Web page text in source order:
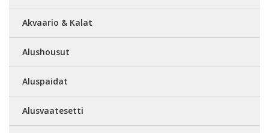
Akvaario & Kalat
Alushousut
Aluspaidat
Alusvaatesetti